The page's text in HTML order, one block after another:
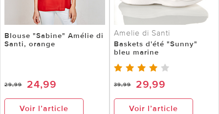
Blouse "Sabine" Amélie di
Santi, orange
29,99 24,99
Voir l’article
Amelie di Santi
Baskets d'été "Sunny"
bleu marine
39,99 29,99
Voir l’article